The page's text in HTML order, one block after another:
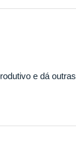
e dá outras